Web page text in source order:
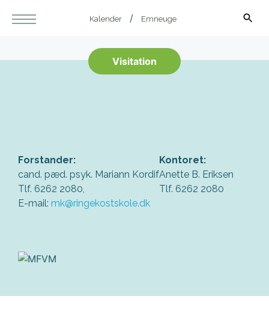
Kalender Emneuge
Visitation
Forstander:
cand. pæd. psyk. Mariann Kordif
Tlf. 6262 2080,
E-mail: mk@ringekostskole.dk
Kontoret:
Anette B. Eriksen
Tlf. 6262 2080